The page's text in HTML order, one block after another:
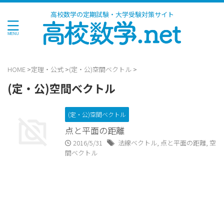
高校数学の定期試験・大学受験対策サイト
HOME >定理・公式 >(定・公)空間ベクトル >
(定・公)空間ベクトル
(定・公)空間ベクトル
点と平面の距離
2016/5/31 法線ベクトル, 点と平面の距離, 空
間ベクトル